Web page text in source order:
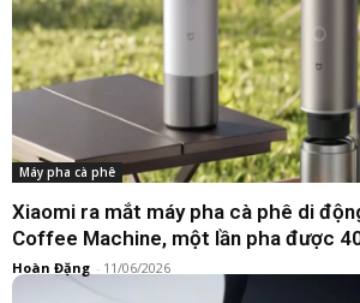
Smartwatch
Xiaomi mở bán Redmi Watch 6: Pin
mỏng hơn
Hoàn Đặng -
Máy pha cà phê
Xiaomi ra mắt máy pha cà phê di
Coffee Machine, một lần pha được
Hoàn Đặng - 11/06/2026